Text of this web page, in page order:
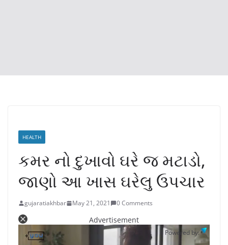
HEALTH
કમર નો દુખાવો ઘરે જ મટાડો,
જાણો આ ખાસ ઘરેલુ ઉપચાર
gujaratiakhbar May 21, 2021 0 Comments
Advertisement
Powered by: